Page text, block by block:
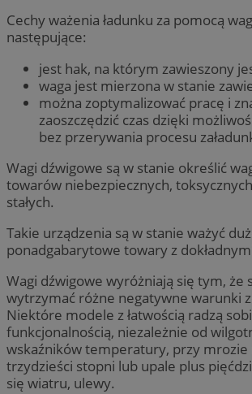
Cechy ważenia ładunku za pomocą
następujące:
jest hak, na którym zawieszony
waga jest mierzona w stanie
można zoptymalizować pracę i
zaoszczędzić czas dzięki
bez przerywania procesu
Wagi dźwigowe są w stanie określić
towarów niebezpiecznych,
stałych.
Takie urządzenia są w stanie ważyć
ponadgabarytowe towary z
Wagi dźwigowe wyróżniają się tym, że
wytrzymać różne negatywne warunki
Niektóre modele z łatwością radzą
funkcjonalnością, niezależnie od
wskaźników temperatury, przy mrozie
trzydzieści stopni lub upale plus
się wiatru, ulewy.